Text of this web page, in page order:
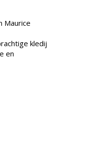
Maurice
kledij
en